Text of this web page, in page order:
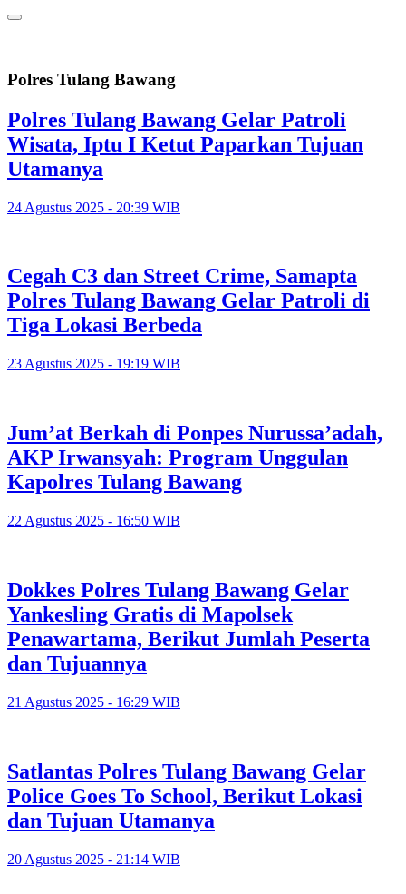
Polres Tulang Bawang
Polres Tulang Bawang Gelar Patroli
Wisata, Iptu I Ketut Paparkan Tujuan
Utamanya
24 Agustus 2025 - 20:39 WIB
Cegah C3 dan Street Crime, Samapta
Polres Tulang Bawang Gelar Patroli di
Tiga Lokasi Berbeda
23 Agustus 2025 - 19:19 WIB
Jum’at Berkah di Ponpes Nurussa’adah,
AKP Irwansyah: Program Unggulan
Kapolres Tulang Bawang
22 Agustus 2025 - 16:50 WIB
Dokkes Polres Tulang Bawang Gelar
Yankesling Gratis di Mapolsek
Penawartama, Berikut Jumlah Peserta
dan Tujuannya
21 Agustus 2025 - 16:29 WIB
Satlantas Polres Tulang Bawang Gelar
Police Goes To School, Berikut Lokasi
dan Tujuan Utamanya
20 Agustus 2025 - 21:14 WIB